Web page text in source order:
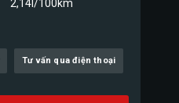
2,14l/100km
Tư vấn qua điện thoại